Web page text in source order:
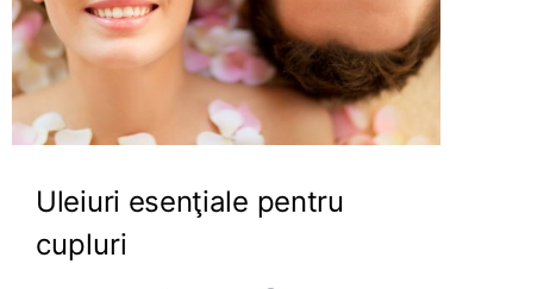
Uleiuri esenţiale pentru
cupluri